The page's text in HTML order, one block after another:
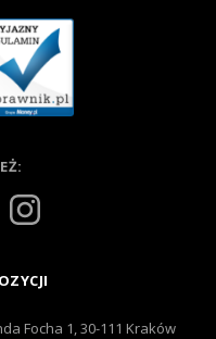
Focha 1, 30-111 Kraków